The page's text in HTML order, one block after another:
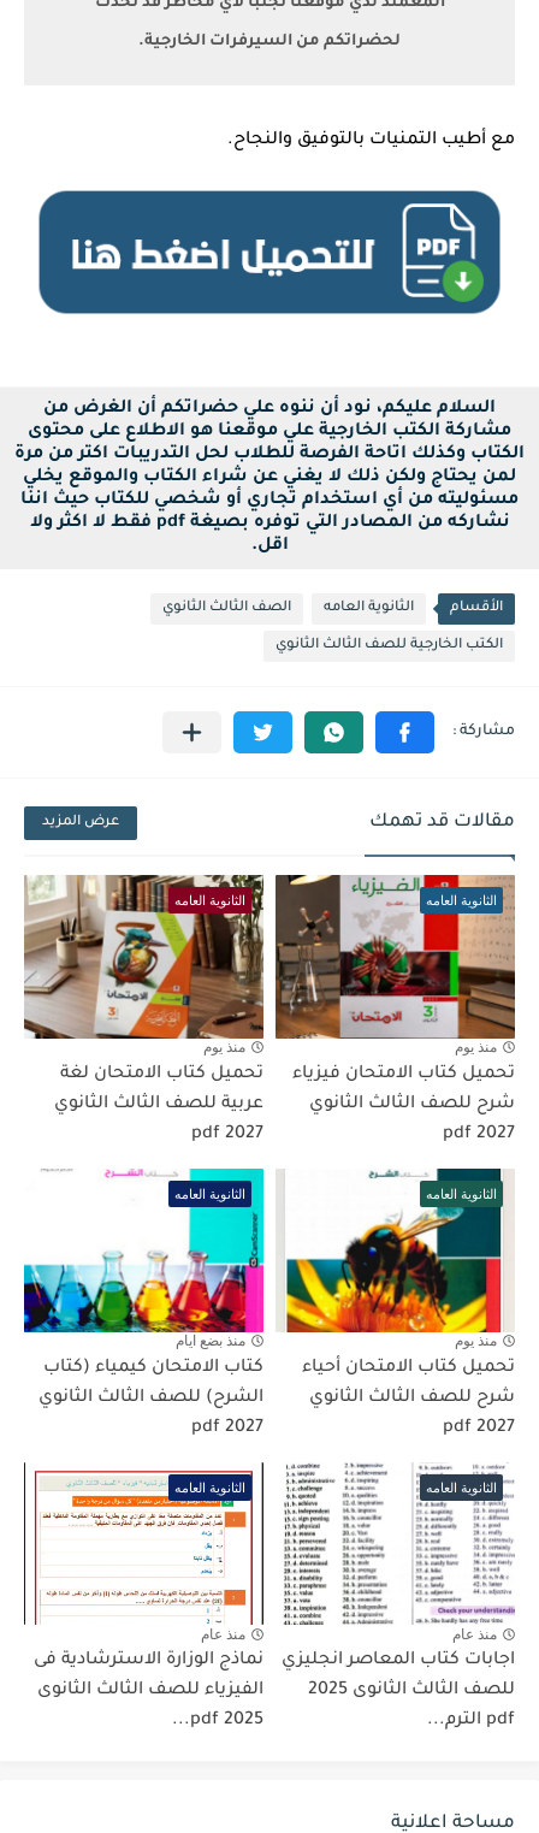
المُعمتد لدي موقعنا تجنبا لأي مخاطر قد تحدث
لحضراتكم من السيرفرات الخارجية.
مع أطيب التمنيات بالتوفيق والنجاح.
السلام عليكم، نود أن ننوه علي حضراتكم أن الغرض من
مشاركة الكتب الخارجية علي موقعنا هو الاطلاع على محتوى
الكتاب وكذلك اتاحة الفرصة للطلاب لحل التدريبات اكتر من مرة
لمن يحتاج ولكن ذلك لا يغني عن شراء الكتاب والموقع يخلي
مسئوليته من أي استخدام تجاري أو شخصي للكتاب حيث اننا
نشاركه من المصادر التي توفره بصيغة pdf فقط لا اكثر ولا
اقل.
الأقسام الثانوية العامه الصف الثالث الثانوي
الكتب الخارجية للصف الثالث الثانوي
مقالات قد تهمك عرض المزيد
الثانوية العامه
منذ يوم
تحميل كتاب الامتحان فيزياء
شرح للصف الثالث الثانوي
2027 pdf
الثانوية العامه
منذ يوم
تحميل كتاب الامتحان لغة
عربية للصف الثالث الثانوي
2027 pdf
الثانوية العامه
منذ يوم
تحميل كتاب الامتحان أحياء
شرح للصف الثالث الثانوي
2027 pdf
الثانوية العامه
منذ بضع ايام
كتاب الامتحان كيمياء (كتاب
الشرح) للصف الثالث الثانوي
pdf 2027
الثانوية العامه
منذ عام
اجابات كتاب المعاصر انجليزي
للصف الثالث الثانوى 2025
pdf الترم...
الثانوية العامه
منذ عام
نماذج الوزارة الاسترشادية فى
الفيزياء للصف الثالث الثانوى
2025 pdf...
مساحة اعلانية